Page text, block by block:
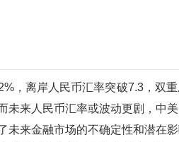
，离岸人民币汇率突破7.3，双
未来人民币汇率或波动更剧，中
未来金融市场的不确定性和潜在影